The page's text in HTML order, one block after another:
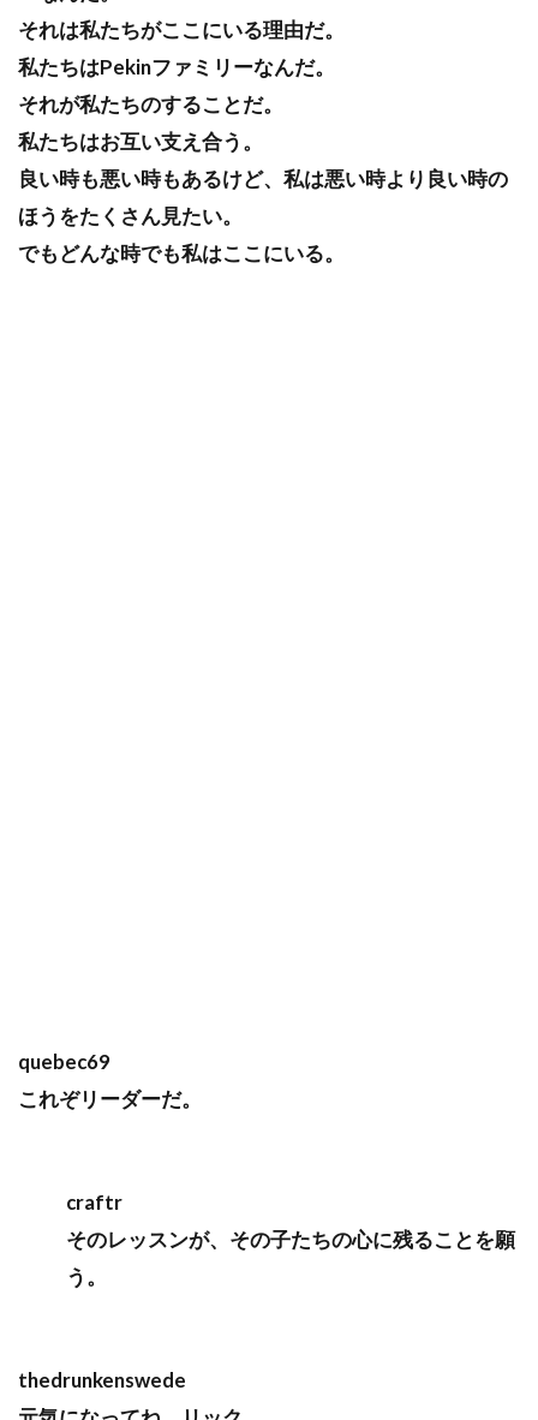
それは私たちがここにいる理由だ。
私たちはPekinファミリーなんだ。
それが私たちのすることだ。
私たちはお互い支え合う。
良い時も悪い時もあるけど、私は悪い時より良い時の
ほうをたくさん見たい。
でもどんな時でも私はここにいる。
quebec69
これぞリーダーだ。
craftr
そのレッスンが、その子たちの心に残ることを願
う。
thedrunkenswede